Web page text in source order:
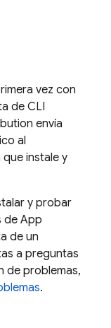
vez con
de CLI
envía
al
instale y
y probar
de App
de un
a preguntas
de problemas,
.